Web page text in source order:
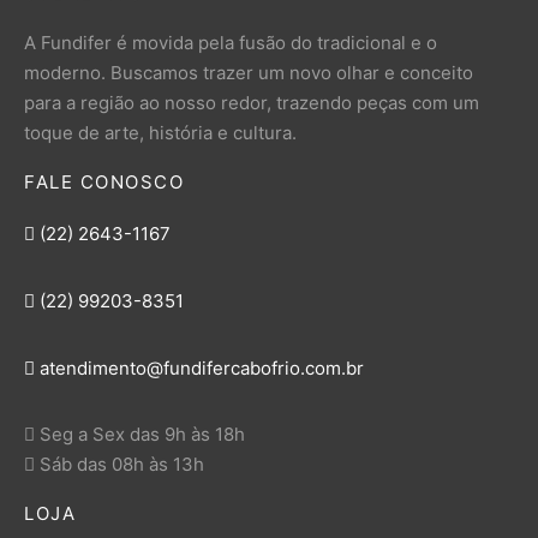
A Fundifer é movida pela fusão do tradicional e o
moderno. Buscamos trazer um novo olhar e conceito
para a região ao nosso redor, trazendo peças com um
toque de arte, história e cultura.
FALE CONOSCO
(22) 2643-1167
(22) 99203-8351
atendimento@fundifercabofrio.com.br
Seg a Sex das 9h às 18h
Sáb das 08h às 13h
LOJA